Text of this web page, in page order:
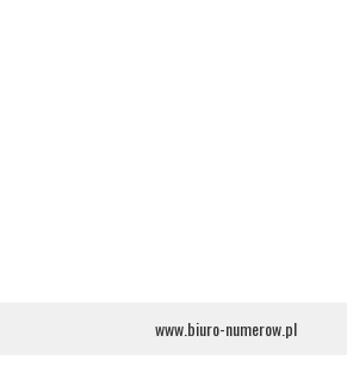
www.biuro-numerow.pl